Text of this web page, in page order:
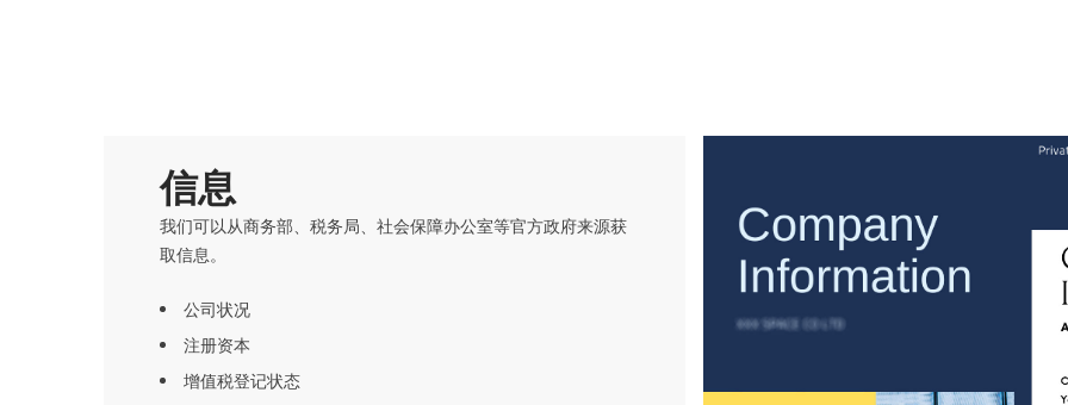
信息
我们可以从商务部、税务局、社会保障办公室等官方政府来源获
取信息。
公司状况
注册资本
增值税登记状态